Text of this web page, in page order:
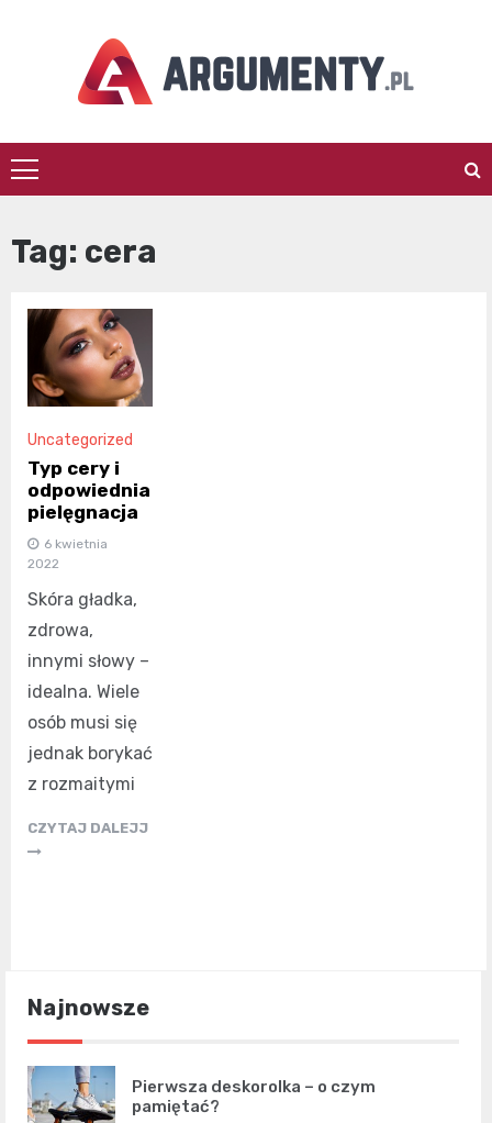
argumenty.pl
Tag: cera
Uncategorized
Typ cery i
odpowiednia
pielęgnacja
6 kwietnia
2022
Skóra gładka,
zdrowa,
innymi słowy –
idealna. Wiele
osób musi się
jednak borykać
z rozmaitymi
CZYTAJ DALEJJ
Najnowsze
Pierwsza deskorolka – o czym
pamiętać?